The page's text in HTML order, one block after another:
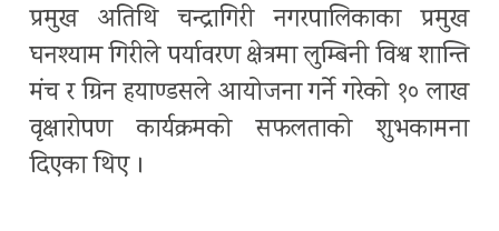
प्रमुख अतिथि चन्द्रागिरी नगरपालिकाका प्रमुख
घनश्याम गिरीले पर्यावरण क्षेत्रमा लुम्बिनी विश्व शान्ति
मंच र ग्रिन हयाण्डसले आयोजना गर्ने गरेको १० लाख
वृक्षारोपण कार्यक्रमको सफलताको शुभकामना
दिएका थिए ।